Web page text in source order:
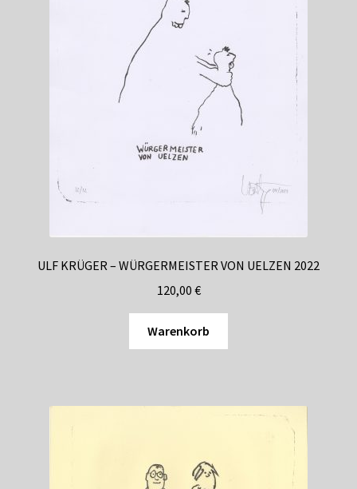
ULF KRÜGER – WÜRGERMEISTER VON UELZEN 2022
120,00 €
Warenkorb